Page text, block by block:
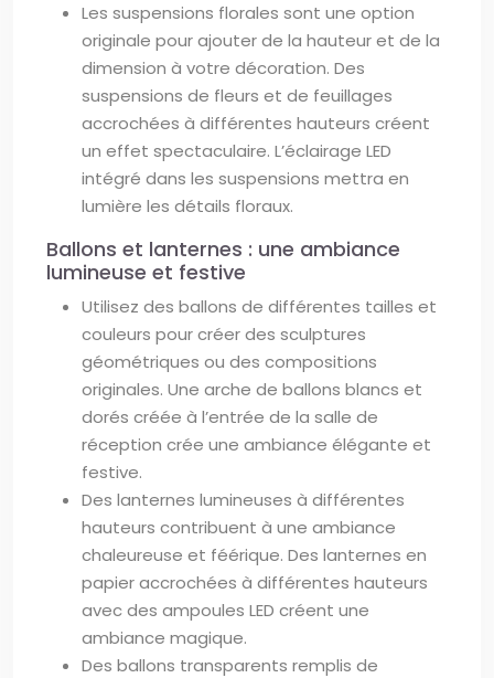
Les suspensions florales sont une option
originale pour ajouter de la hauteur et de la
dimension à votre décoration. Des
suspensions de fleurs et de feuillages
accrochées à différentes hauteurs créent
un effet spectaculaire. L’éclairage LED
intégré dans les suspensions mettra en
lumière les détails floraux.
Ballons et lanternes : une ambiance
lumineuse et festive
Utilisez des ballons de différentes tailles et
couleurs pour créer des sculptures
géométriques ou des compositions
originales. Une arche de ballons blancs et
dorés créée à l’entrée de la salle de
réception crée une ambiance élégante et
festive.
Des lanternes lumineuses à différentes
hauteurs contribuent à une ambiance
chaleureuse et féérique. Des lanternes en
papier accrochées à différentes hauteurs
avec des ampoules LED créent une
ambiance magique.
Des ballons transparents remplis de